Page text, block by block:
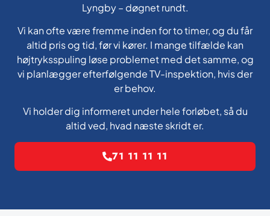
Lyngby – døgnet rundt.
Vi kan ofte være fremme inden for to timer, og du får
altid pris og tid, før vi kører. I mange tilfælde kan
højtryksspuling løse problemet med det samme, og
vi planlægger efterfølgende TV-inspektion, hvis der
er behov.
Vi holder dig informeret under hele forløbet, så du
altid ved, hvad næste skridt er.
71 11 11 11